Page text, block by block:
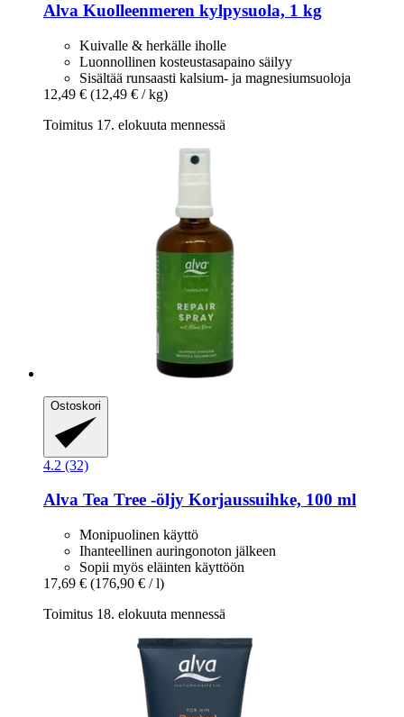
Alva Kuolleenmeren kylpysuola, 1 kg
Kuivalle & herkälle iholle
Luonnollinen kosteustasapaino säilyy
Sisältää runsaasti kalsium- ja magnesiumsuoloja
12,49 € (12,49 € / kg)
Toimitus 17. elokuuta mennessä
Ostoskori
4.2 (32)
Alva Tea Tree -​öljy Korjaussuihke, 100 ml
Monipuolinen käyttö
Ihanteellinen auringonoton jälkeen
Sopii myös eläinten käyttöön
17,69 € (176,90 € / l)
Toimitus 18. elokuuta mennessä